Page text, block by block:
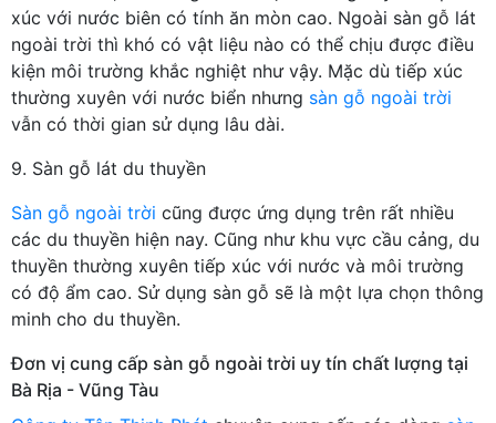
xúc với nước biên có tính ăn mòn cao. Ngoài sàn gỗ lát
ngoài trời thì khó có vật liệu nào có thể chịu được điều
kiện môi trường khắc nghiệt như vậy. Mặc dù tiếp xúc
thường xuyên với nước biển nhưng sàn gỗ ngoài trời
vẫn có thời gian sử dụng lâu dài.
9. Sàn gỗ lát du thuyền
Sàn gỗ ngoài trời cũng được ứng dụng trên rất nhiều
các du thuyền hiện nay. Cũng như khu vực cầu cảng, du
thuyền thường xuyên tiếp xúc với nước và môi trường
có độ ẩm cao. Sử dụng sàn gỗ sẽ là một lựa chọn thông
minh cho du thuyền.
Đơn vị cung cấp sàn gỗ ngoài trời uy tín chất lượng tại
Bà Rịa - Vũng Tàu